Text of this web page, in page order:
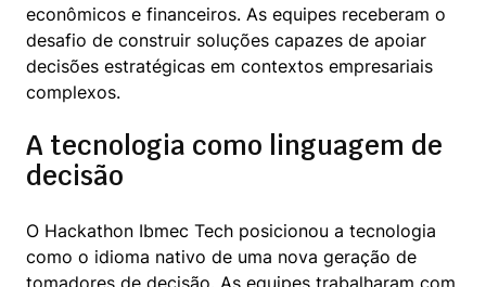
econômicos e financeiros. As equipes receberam o
desafio de construir soluções capazes de apoiar
decisões estratégicas em contextos empresariais
complexos.
A tecnologia como linguagem de
decisão
O Hackathon Ibmec Tech posicionou a tecnologia
como o idioma nativo de uma nova geração de
tomadores de decisão. As equipes trabalharam com